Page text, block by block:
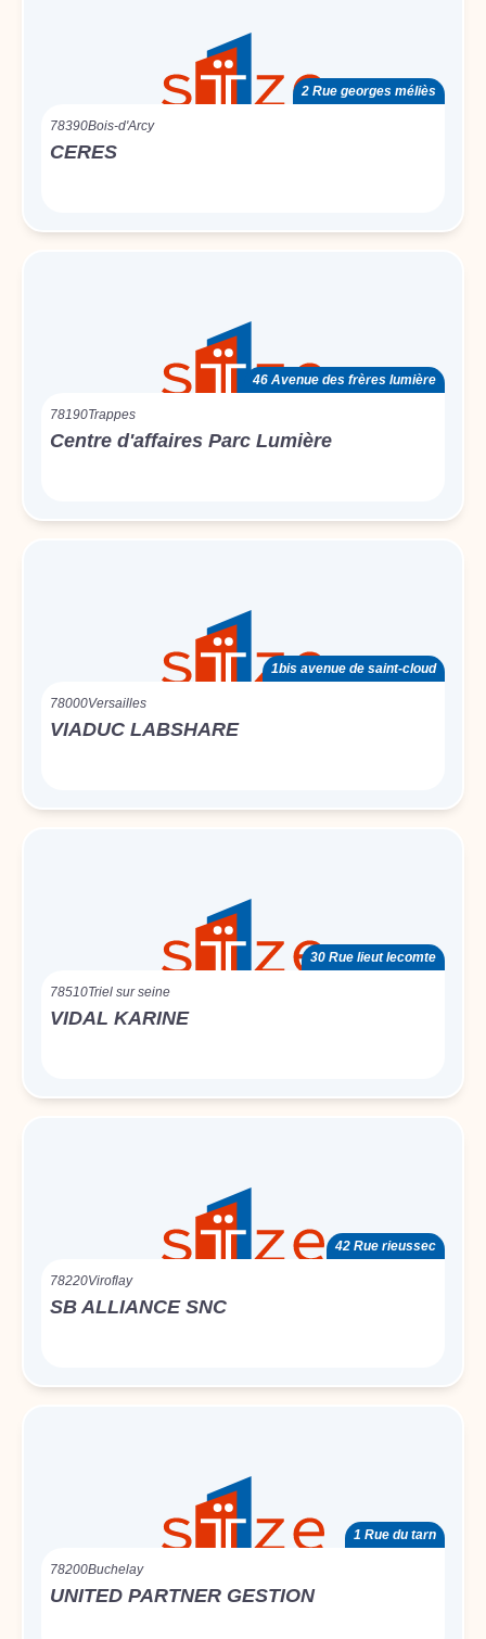
2 Rue georges méliès
78390Bois-d'Arcy
CERES
46 Avenue des frères lumière
78190Trappes
Centre d'affaires Parc Lumière
1bis avenue de saint-cloud
78000Versailles
VIADUC LABSHARE
30 Rue lieut lecomte
78510Triel sur seine
VIDAL KARINE
42 Rue rieussec
78220Viroflay
SB ALLIANCE SNC
1 Rue du tarn
78200Buchelay
UNITED PARTNER GESTION